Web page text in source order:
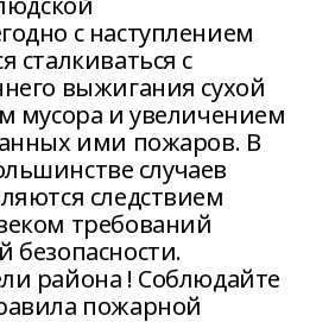
с наступлением
сталкиваться с
выжигания сухой
мусора и увеличением
ими пожаров. В
случаев
следствием
требований
безопасности.
района ! Соблюдайте
пожарной